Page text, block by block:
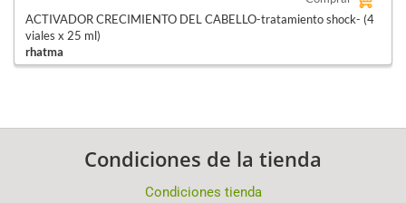
ACTIVADOR CRECIMIENTO DEL CABELLO-tratamiento shock- (4
viales x 25 ml)
rhatma
Condiciones de la tienda
Condiciones tienda